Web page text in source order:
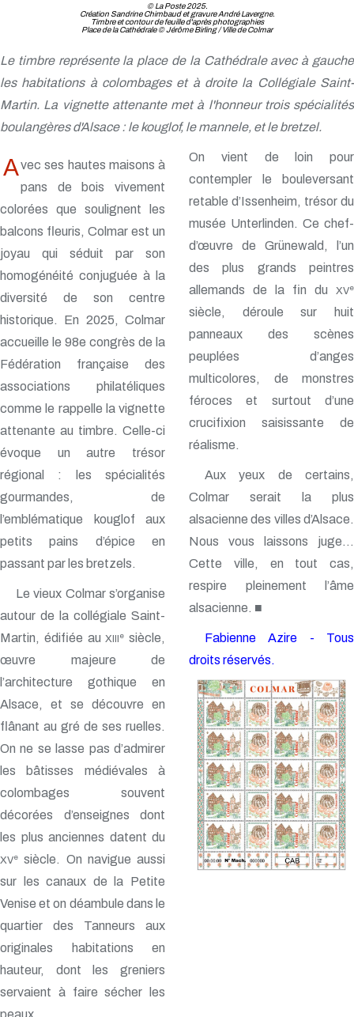
© La Poste 2025.
Création Sandrine Chimbaud et gravure André Lavergne.
Timbre et contour de feuille d'après photographies
Place de la Cathédrale © Jérôme Birling / Ville de Colmar
Le timbre représente la place de la Cathédrale avec à gauche
les habitations à colombages et à droite la Collégiale Saint-
Martin. La vignette attenante met à l'honneur trois spécialités
boulangères d'Alsace : le kouglof, le mannele, et le bretzel.
Avec ses hautes maisons à
pans de bois vivement
colorées que soulignent les
balcons fleuris, Colmar est un
joyau qui séduit par son
homogénéité conjuguée à la
diversité de son centre
historique. En 2025, Colmar
accueille le 98e congrès de la
Fédération française des
associations philatéliques
comme le rappelle la vignette
attenante au timbre. Celle-ci
évoque un autre trésor
régional : les spécialités
gourmandes, de
l’emblématique kouglof aux
petits pains d’épice en
passant par les bretzels.
Le vieux Colmar s’organise
autour de la collégiale Saint-
Martin, édifiée auXIII e siècle,
œuvre majeure de
l’architecture gothique en
Alsace, et se découvre en
flânant au gré de ses ruelles.
On ne se lasse pas d’admirer
les bâtisses médiévales à
colombages souvent
décorées d’enseignes dont
les plus anciennes datent du
XVe
siècle. On navigue aussi
sur les canaux de la Petite
Venise et on déambule dans le
quartier des Tanneurs aux
originales habitations en
hauteur, dont les greniers
servaient à faire sécher les
peaux.
On vient de loin pour
contempler le bouleversant
retable d’Issenheim, trésor du
musée Unterlinden. Ce chef-
d’œuvre de Grünewald, l’un
des plus grands peintres
allemands de la fin du
XVe
siècle, déroule sur huit
panneaux des scènes
peuplées d’anges
multicolores, de monstres
féroces et surtout d’une
crucifixion saisissante de
réalisme.
Aux yeux de certains,
Colmar serait la plus
alsacienne des villes d’Alsace.
Nous vous laissons juge…
Cette ville, en tout cas,
respire pleinement l’âme
alsacienne. ■
Fabienne Azire - Tous
droits réservés.